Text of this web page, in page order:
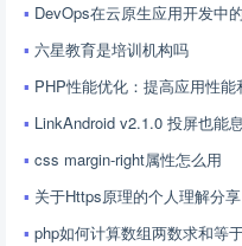
DevOps在云原生应用开发中
六星教育是培训机构吗
PHP性能优化：提高应用性能
LinkAndroid v2.1.0 投屏也能息屏了？
css margin-right属性怎么用
关于Https原理的个人理解分享
php如何计算数组两数求和等